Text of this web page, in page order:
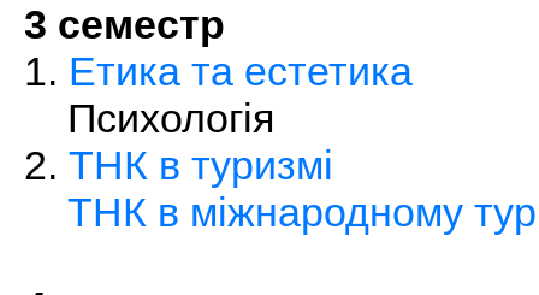
3 семестр
1. Етика та естетика
Психологія
2. ТНК в туризмі
ТНК в міжнародному